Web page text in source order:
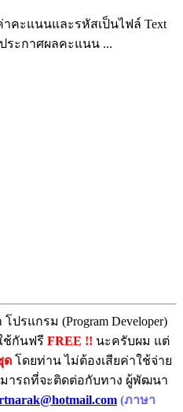
าคะแนนและรหัสเป็นไฟล์ Text
ระกาศผลคะแนน ...
รแกรม (Program Developer)
ช้กันฟรี FREE !! นะครับผม แต่
ด โดยท่าน ไม่ต้องเสียค่าใช้จ่าย
ารถที่จะติดต่อกับทาง ผู้พัฒนา
(ภาษา